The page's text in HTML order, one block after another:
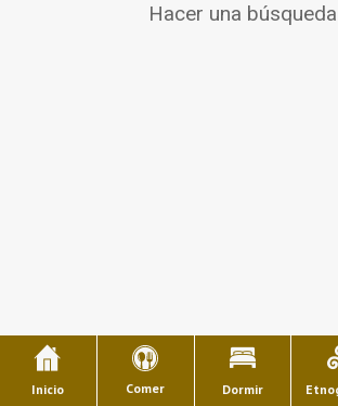
Hacer una búsqueda
Inicio Comer Dormir